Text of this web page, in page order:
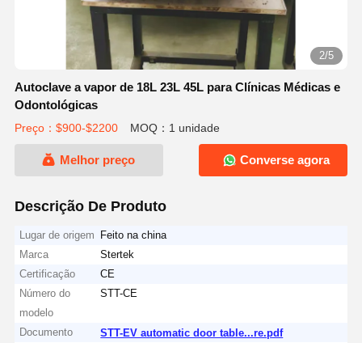
2/5
Autoclave a vapor de 18L 23L 45L para Clínicas Médicas e
Odontológicas
Preço：$900-$2200 MOQ：1 unidade
Melhor preço Converse agora
Descrição De Produto
Lugar de origem
Feito na china
Marca
Stertek
Certificação
CE
Número do
modelo
STT-CE
Documento
STT-EV automatic door table...re.pdf